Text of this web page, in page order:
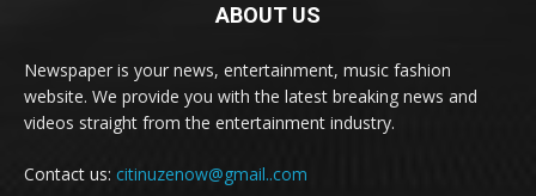
ABOUT US
Newspaper is your news, entertainment, music fashion
website. We provide you with the latest breaking news and
videos straight from the entertainment industry.
Contact us: citinuzenow@gmail..com